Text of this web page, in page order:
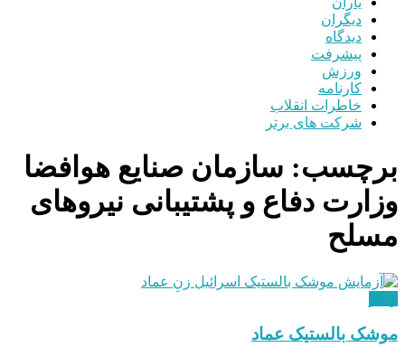
دیگران
دیدگاه
پیشرفت
ورزش
کارنامه
خاطرات انقلاب
شرکت های برتر
برچسب: سازمان صنایع هوافضا
وزارت دفاع و پشتیبانی نیروهای
مسلح
موشک بالستیک عماد